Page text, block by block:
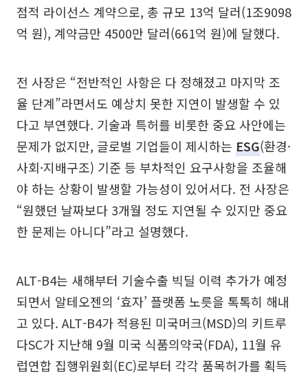
점적 라이선스 계약으로, 총 규모 13억 달러(1조9098
억 원), 계약금만 4500만 달러(661억 원)에 달했다.
전 사장은 “전반적인 사항은 다 정해졌고 마지막 조
율 단계”라면서도 예상치 못한 지연이 발생할 수 있
다고 부연했다. 기술과 특허를 비롯한 중요 사안에는
문제가 없지만, 글로벌 기업들이 제시하는 ESG(환경·
사회·지배구조) 기준 등 부차적인 요구사항을 조율해
야 하는 상황이 발생할 가능성이 있어서다. 전 사장은
“원했던 날짜보다 3개월 정도 지연될 수 있지만 중요
한 문제는 아니다”라고 설명했다.
ALT-B4는 새해부터 기술수출 빅딜 이력 추가가 예정
되면서 알테오젠의 ‘효자’ 플랫폼 노릇을 톡톡히 해내
고 있다. ALT-B4가 적용된 미국머크(MSD)의 키트루
다SC가 지난해 9월 미국 식품의약국(FDA), 11월 유
럽연합 집행위원회(EC)로부터 각각 품목허가를 획득